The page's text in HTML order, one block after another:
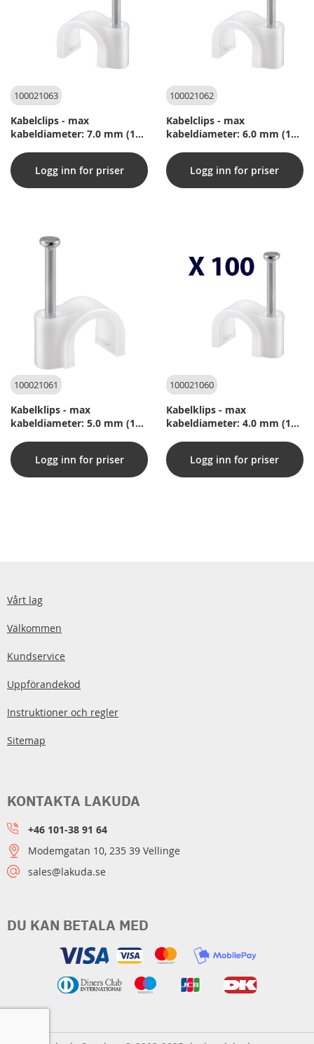
100021063
Kabelclips - max
kabeldiameter: 7.0 mm (100
Logg inn for priser
100021062
Kabelclips - max
kabeldiameter: 6.0 mm (100
Logg inn for priser
100021061
Kabelklips - max
kabeldiameter: 5.0 mm (100
Logg inn for priser
100021060
Kabelklips - max
kabeldiameter: 4.0 mm (100
Logg inn for priser
Vårt lag
Välkommen
Kundservice
Uppförandekod
Instruktioner och regler
Sitemap
DU KAN BETALA MED
KONTAKTA LAKUDA
+46 101-38 91 64
Modemgatan 10, 235 39 Vellinge
sales@lakuda.se